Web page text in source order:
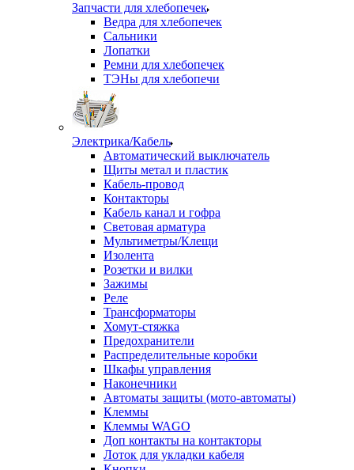
Запчасти для хлебопечек
Ведра для хлебопечек
Сальники
Лопатки
Ремни для хлебопечек
ТЭНы для хлебопечи
Электрика/Кабель
Автоматический выключатель
Щиты метал и пластик
Кабель-провод
Контакторы
Кабель канал и гофра
Световая арматура
Мультиметры/Клещи
Изолента
Розетки и вилки
Зажимы
Реле
Трансформаторы
Хомут-стяжка
Предохранители
Распределительные коробки
Шкафы управления
Наконечники
Автоматы защиты (мото-автоматы)
Клеммы
Клеммы WAGO
Доп контакты на контакторы
Лоток для укладки кабеля